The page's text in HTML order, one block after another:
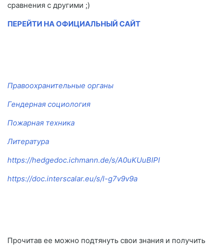
сравнения с другими ;)
ПЕРЕЙТИ НА ОФИЦИАЛЬНЫЙ САЙТ
Правоохранительные органы
Гендерная социология
Пожарная техника
Литература
https://hedgedoc.ichmann.de/s/A0uKUuBIPl
https://doc.interscalar.eu/s/l-g7v9v9a
Прочитав ее можно подтянуть свои знания и получить